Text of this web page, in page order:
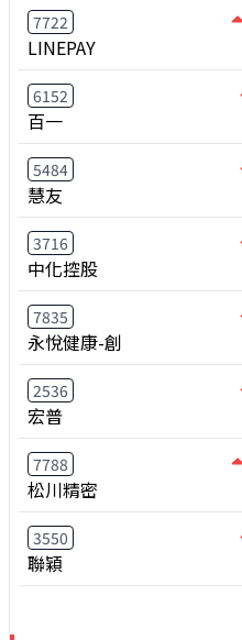
7722
LINEPAY
6152
百一
5484
慧友
3716
中化控股
7835
永悅健康-創
2536
宏普
7788
松川精密
3550
聯穎